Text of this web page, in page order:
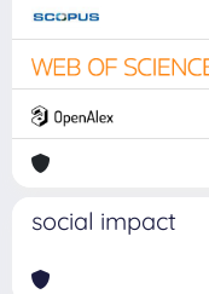
social impact